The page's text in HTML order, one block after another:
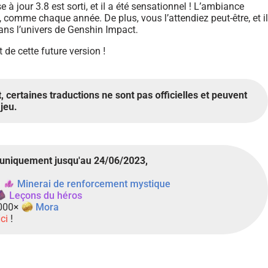
à jour 3.8 est sorti, et il a été sensationnel ! L’ambiance
chaque année. De plus, vous l’attendiez peut-être, et il
l’univers de Genshin Impact.
cette future version !
certaines traductions ne sont pas officielles et peuvent
uniquement jusqu'au 24/06/2023,
Minerai de renforcement mystique
Leçons du héros
Mora
!